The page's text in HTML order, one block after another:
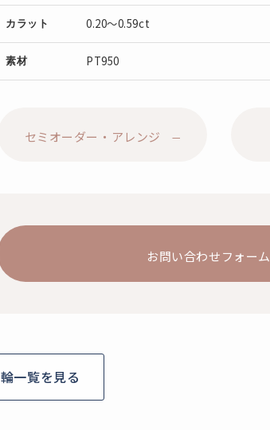
カラット 0.20～0.59ct
素材 PT950
セミオーダー・アレンジ
お問い合わせフォーム
一覧を見る